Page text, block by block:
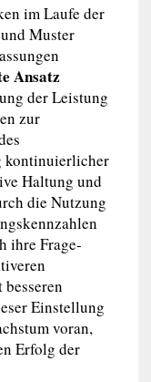
im Laufe der
Muster
Ansatz
der Leistung
zur
kontinuierlicher
Haltung und
die Nutzung
ihre Frage-
Einstellung
voran,
Erfolg der